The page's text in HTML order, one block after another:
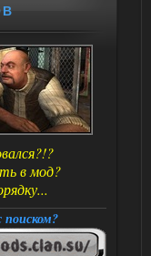
в мод?